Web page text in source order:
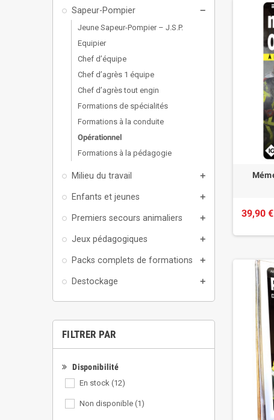
Sapeur-Pompier remove
Jeune Sapeur-Pompier – J.S.P.
Equipier
Chef d’équipe
Chef d’agrès 1 équipe
Chef d’agrès tout engin
Formations de spécialités
Formations à la conduite
Opérationnel
Formations à la pédagogie
Milieu du travail add
Enfants et jeunes add
Premiers secours animaliers add
Jeux pédagogiques add
Packs complets de formations add
Destockage add
FILTRER PAR
Disponibilité
En stock (12)
Non disponible (1)
39,90 €